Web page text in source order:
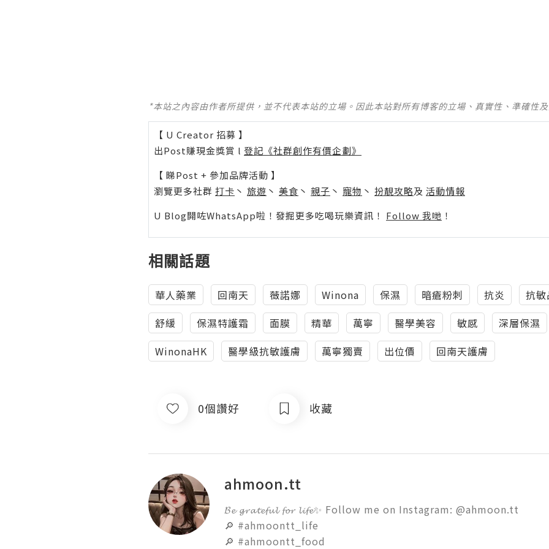
*本站之內容由作者所提供，並不代表本站的立場。因此本站對所有博客的立場、真實性、準確性
【 U Creator 招募 】
出Post賺現金獎賞 l 登記《社群創作有價企劃》
【 睇Post + 參加品牌活動 】
瀏覽更多社群 打卡 丶 旅遊 丶 美食 丶 親子 丶 寵物 丶 扮靚攻略及 活動情報
U Blog開咗WhatsApp啦！發掘更多吃喝玩樂資訊！ Follow 我哋 ！
相關話題
華人藥業 回南天 薇諾娜 Winona 保濕 暗瘡粉刺 抗炎 抗
舒緩
保濕特護霜 面膜 精華 萬寧 醫學美容 敏感 深層保濕
WinonaHK
醫學級抗敏護膚 萬寧獨賣 出位價 回南天護膚
0個讚好 收藏
ahmoon.tt
𝓑𝓮 𝓰𝓻𝓪𝓽𝓮𝓯𝓾𝓵 𝓯𝓸𝓻 𝓵𝓲𝓯𝓮✨ Follow me on Instagram: @ahmoon.tt
🔎 #ahmoontt_life
🔎 #ahmoontt_food